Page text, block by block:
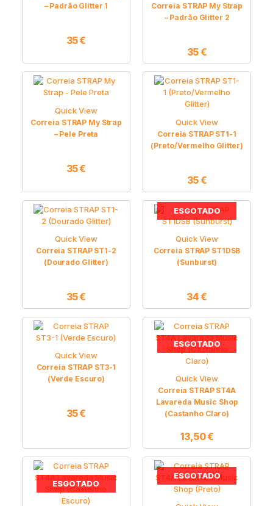
– Padrão Glitter 1
35€
Correia STRAP My Strap
– Padrão Glitter 2
35€
Quick View
Correia STRAP My Strap
– Pele Preta
35€
Quick View
Correia STRAP ST1-1
(Preto/Vermelho Glitter)
35€
Quick View
Correia STRAP ST1-2
(Dourado Glitter)
35€
ESGOTADO
Quick View
Correia STRAP ST1DSB
(Sunburst)
34€
Quick View
Correia STRAP ST3-1
(Verde Escuro)
35€
ESGOTADO
Quick View
Correia STRAP ST4A
Lavareda Music Shop
(Castanho Claro)
13,50€
ESGOTADO
ESGOTADO